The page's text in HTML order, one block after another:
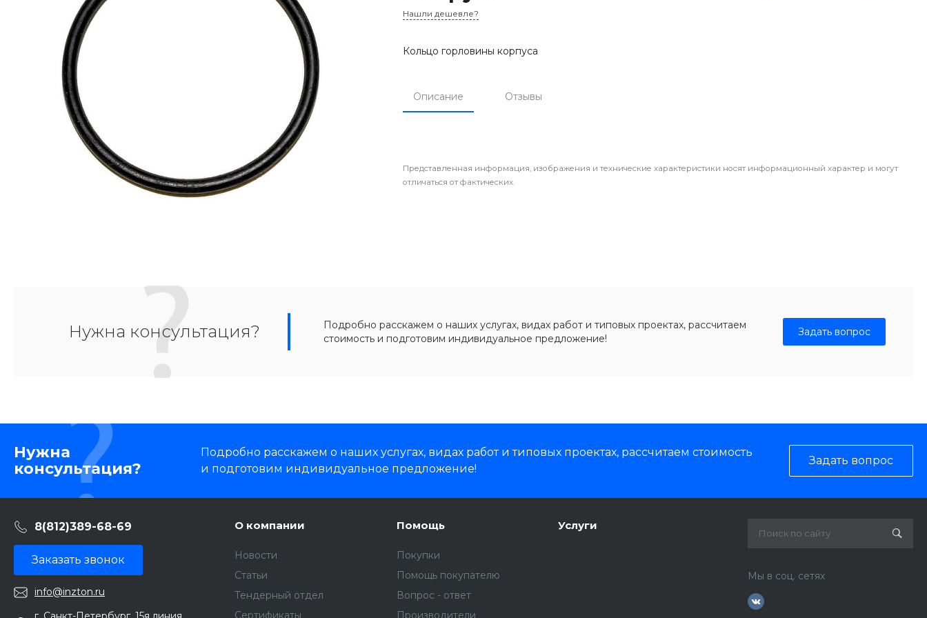
Нашли дешевле?
Кольцо горловины корпуса
Описание Отзывы
Представленная информация, изображения и технические характеристики носят информационный характер и могут
отличаться от фактических.
Нужна консультация?
Подробно расскажем о наших услугах, видах работ и типовых проектах, рассчитаем
стоимость и подготовим индивидуальное предложение!
Задать вопрос
Нужна
консультация?
Подробно расскажем о наших услугах, видах работ и типовых проектах, рассчитаем стоимость
и подготовим индивидуальное предложение!
Задать вопрос
8(812)389-68-69
Заказать звонок
info@inzton.ru
О компании
Новости
Статьи
Тендерный отдел
Сертификаты
Помощь
Покупки
Помощь покупателю
Вопрос - ответ
Производители
Услуги
Мы в соц. сетях